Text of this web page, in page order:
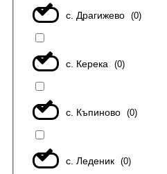
с. Драгижево (0)
с. Керека (0)
с. Къпиново (0)
с. Леденик (0)